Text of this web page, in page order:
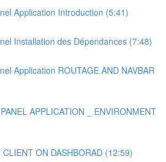
Application Introduction (5:41)
Installation des Dépendances (7:48)
Application ROUTAGE AND NAVBAR
APPLICATION _ ENVIRONMENT
ON DASHBORAD (12:59)